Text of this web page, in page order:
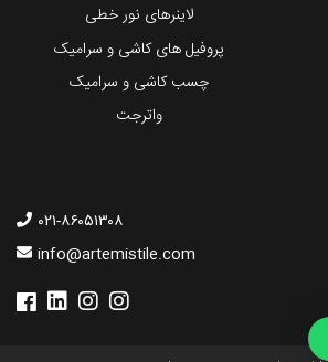
لاینرهای نور خطی
پروفیل های کاشی و سرامیک
چسب کاشی و سرامیک
واترجت
۰۲۱-۸۶۰۵۱۳۰۸
info@artemistile.com